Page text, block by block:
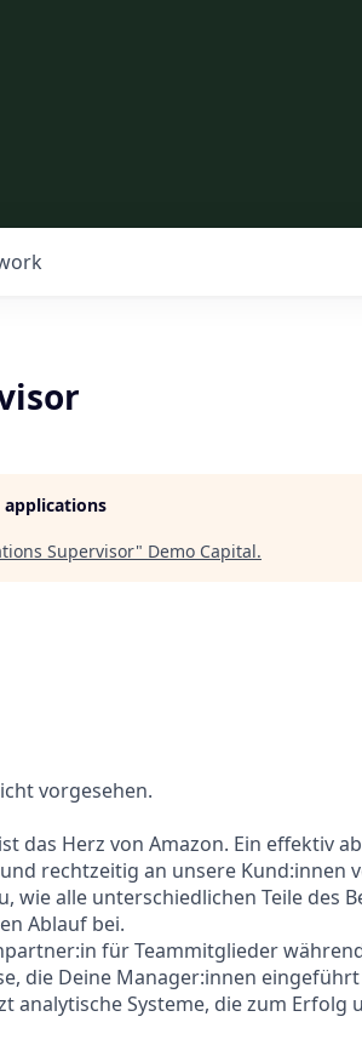
applications
Supervisor" Demo Capital.
vorgesehen.
das Herz von Amazon. Ein effektiv
rechtzeitig an unsere Kund:innen
wie alle unterschiedlichen Teile des
Ablauf bei.
für Teammitglieder
die Deine Manager:innen
analytische Systeme, die zum Erfolg